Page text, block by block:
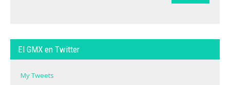
El GMX en Twitter
My Tweets